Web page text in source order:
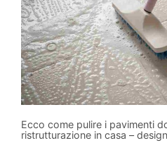
Ecco come pulire i pavimenti
ristrutturazione in casa –